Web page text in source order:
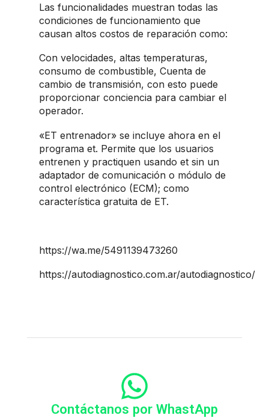
Las funcionalidades muestran todas las
condiciones de funcionamiento que
causan altos costos de reparación como:
Con velocidades, altas temperaturas,
consumo de combustible, Cuenta de
cambio de transmisión, con esto puede
proporcionar conciencia para cambiar el
operador.
«ET entrenador» se incluye ahora en el
programa et. Permite que los usuarios
entrenen y practiquen usando et sin un
adaptador de comunicación o módulo de
control electrónico (ECM); como
característica gratuita de ET.
https://wa.me/5491139473260
https://autodiagnostico.com.ar/autodiagnostico/
Contáctanos por WhastApp